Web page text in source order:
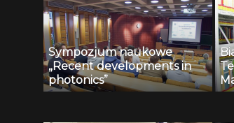
Sympozjum naukowe
„Recent developments in
photonics”